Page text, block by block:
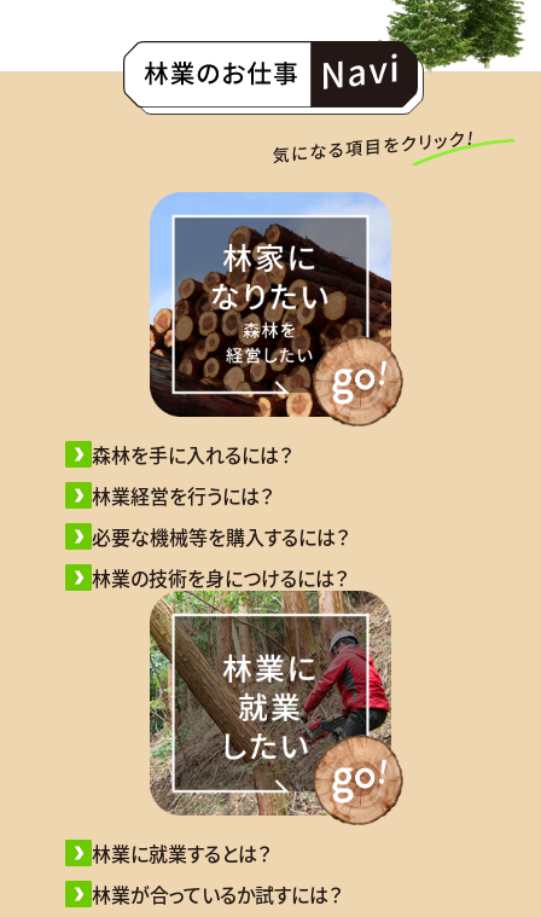
森林を手に入れるには？
林業経営を行うには？
必要な機械等を購入するには？
林業の技術を身につけるには？
林業に就業するとは？
林業が合っているか試すには？